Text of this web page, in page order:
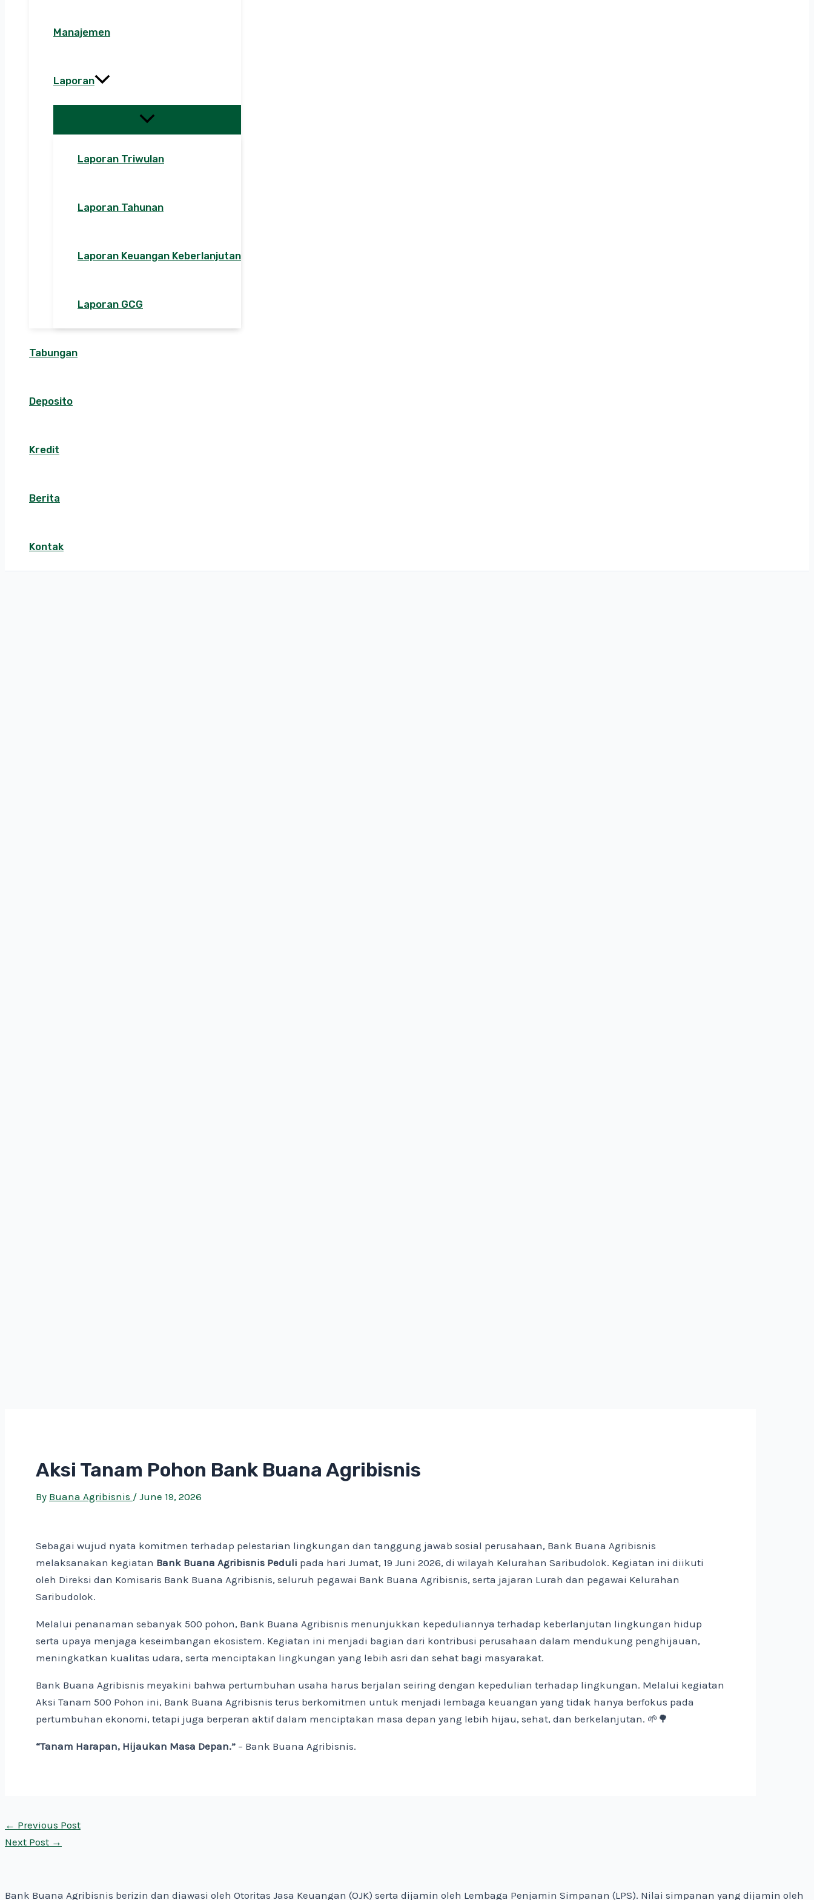
Manajemen
Laporan
Laporan Triwulan
Laporan Tahunan
Laporan Keuangan Keberlanjutan
Laporan GCG
Tabungan
Deposito
Kredit
Berita
Kontak
Aksi Tanam Pohon Bank Buana Agribisnis
By Buana Agribisnis / June 19, 2026
Sebagai wujud nyata komitmen terhadap pelestarian lingkungan dan tanggung jawab sosial perusahaan, Bank Buana Agribisnis
melaksanakan kegiatan Bank Buana Agribisnis Peduli pada hari Jumat, 19 Juni 2026, di wilayah Kelurahan Saribudolok. Kegiatan ini diikuti
oleh Direksi dan Komisaris Bank Buana Agribisnis, seluruh pegawai Bank Buana Agribisnis, serta jajaran Lurah dan pegawai Kelurahan
Saribudolok.
Melalui penanaman sebanyak 500 pohon, Bank Buana Agribisnis menunjukkan kepeduliannya terhadap keberlanjutan lingkungan hidup
serta upaya menjaga keseimbangan ekosistem. Kegiatan ini menjadi bagian dari kontribusi perusahaan dalam mendukung penghijauan,
meningkatkan kualitas udara, serta menciptakan lingkungan yang lebih asri dan sehat bagi masyarakat.
Bank Buana Agribisnis meyakini bahwa pertumbuhan usaha harus berjalan seiring dengan kepedulian terhadap lingkungan. Melalui kegiatan
Aksi Tanam 500 Pohon ini, Bank Buana Agribisnis terus berkomitmen untuk menjadi lembaga keuangan yang tidak hanya berfokus pada
pertumbuhan ekonomi, tetapi juga berperan aktif dalam menciptakan masa depan yang lebih hijau, sehat, dan berkelanjutan. 🌱🌳
“Tanam Harapan, Hijaukan Masa Depan.” – Bank Buana Agribisnis.
← Previous Post
Next Post →
Bank Buana Agribisnis berizin dan diawasi oleh Otoritas Jasa Keuangan (OJK) serta dijamin oleh Lembaga Penjamin Simpanan (LPS). Nilai simpanan yang dijamin oleh